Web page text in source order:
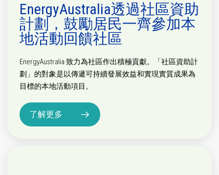
EnergyAustralia透過社區資助
計劃，鼓勵居民一齊參加本
地活動回饋社區
EnergyAustralia 致力為社區作出積極貢獻。「社區資助計
劃」的對象是以傳遞可持續發展效益和實現實質成果為
目標的本地活動項目。
了解更多